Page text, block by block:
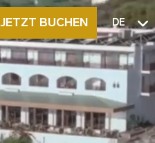
JETZT BUCHEN DE